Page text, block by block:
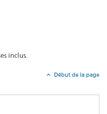
inclus.
Début de la page